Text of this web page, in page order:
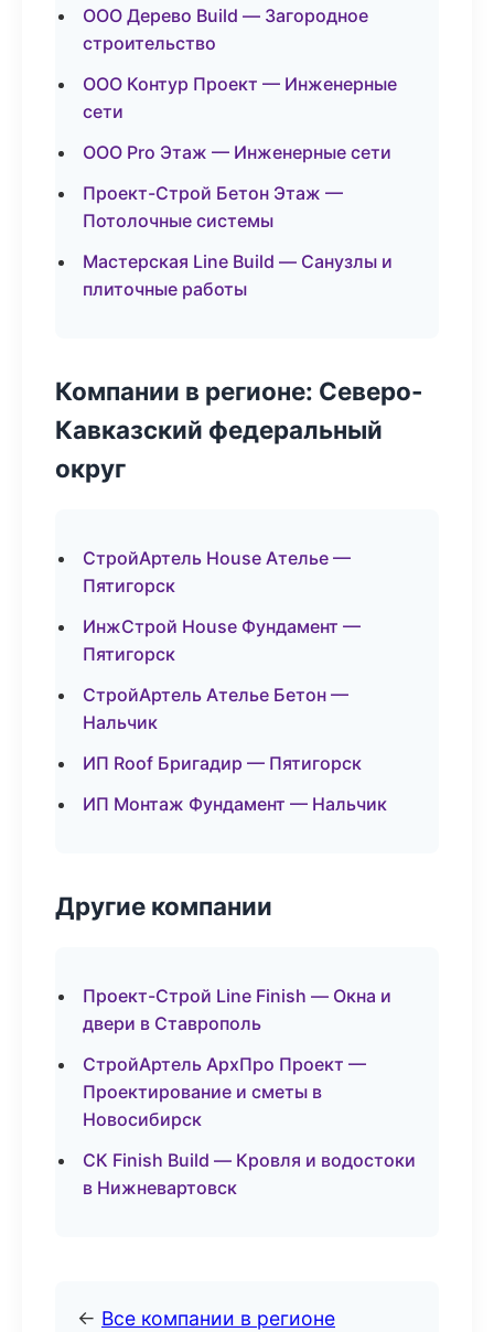
ООО Дерево Build — Загородное
строительство
ООО Контур Проект — Инженерные
сети
ООО Pro Этаж — Инженерные сети
Проект-Строй Бетон Этаж —
Потолочные системы
Мастерская Line Build — Санузлы и
плиточные работы
Компании в регионе: Северо-
Кавказский федеральный
округ
СтройАртель House Ателье —
Пятигорск
ИнжСтрой House Фундамент —
Пятигорск
СтройАртель Ателье Бетон —
Нальчик
ИП Roof Бригадир — Пятигорск
ИП Монтаж Фундамент — Нальчик
Другие компании
Проект-Строй Line Finish — Окна и
двери в Ставрополь
СтройАртель АрхПро Проект —
Проектирование и сметы в
Новосибирск
СК Finish Build — Кровля и водостоки
в Нижневартовск
← Все компании в регионе